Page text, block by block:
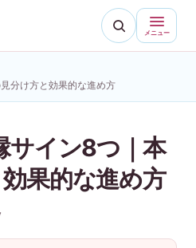
メニュー
分け方と効果的な進め方
サイン8つ｜本
果的な進め方